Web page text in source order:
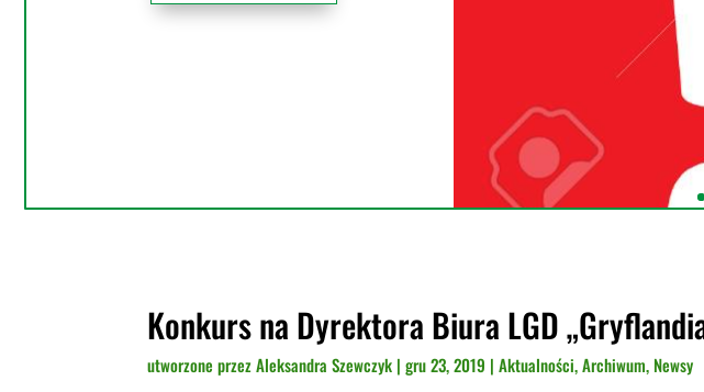
Konkurs na Dyrektora Biura LGD
utworzone przezAleksandra Szewczyk |gru 23, 2019 |Aktualności,Archiwum, Newsy